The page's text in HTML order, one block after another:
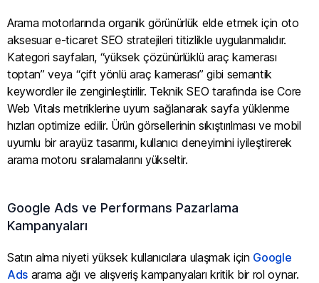
Arama motorlarında organik görünürlük elde etmek için oto
aksesuar e-ticaret SEO stratejileri titizlikle uygulanmalıdır.
Kategori sayfaları, “yüksek çözünürlüklü araç kamerası
toptan” veya “çift yönlü araç kamerası” gibi semantik
keywordler ile zenginleştirilir. Teknik SEO tarafında ise Core
Web Vitals metriklerine uyum sağlanarak sayfa yüklenme
hızları optimize edilir. Ürün görsellerinin sıkıştırılması ve mobil
uyumlu bir arayüz tasarımı, kullanıcı deneyimini iyileştirerek
arama motoru sıralamalarını yükseltir.
Google Ads ve Performans Pazarlama
Kampanyaları
Satın alma niyeti yüksek kullanıcılara ulaşmak için Google
Ads arama ağı ve alışveriş kampanyaları kritik bir rol oynar.